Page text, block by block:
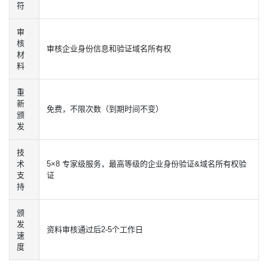
符
审
核
材
料
审核企业身份信息和验证域名所有权
重
新
颁
发
免费，不限次数（到期时间不变）
技
术
支
持
5×8 专家级服务，最高等级的企业身份验证&域名所有权验
证
颁
发
速
度
资料审核通过后2-5个工作日